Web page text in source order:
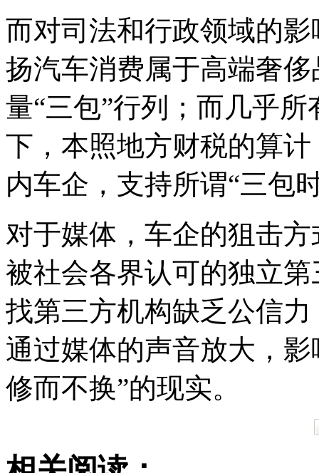
而对司法和行政领域的
扬汽车消费属于高端奢
量“三包”行列；而几乎
下，本照地方财税的算
内车企，支持所谓“三包
对于媒体，车企的狙击
被社会各界认可的独立
找第三方机构缺乏公信
通过媒体的声音放大，
修而不换”的现实。